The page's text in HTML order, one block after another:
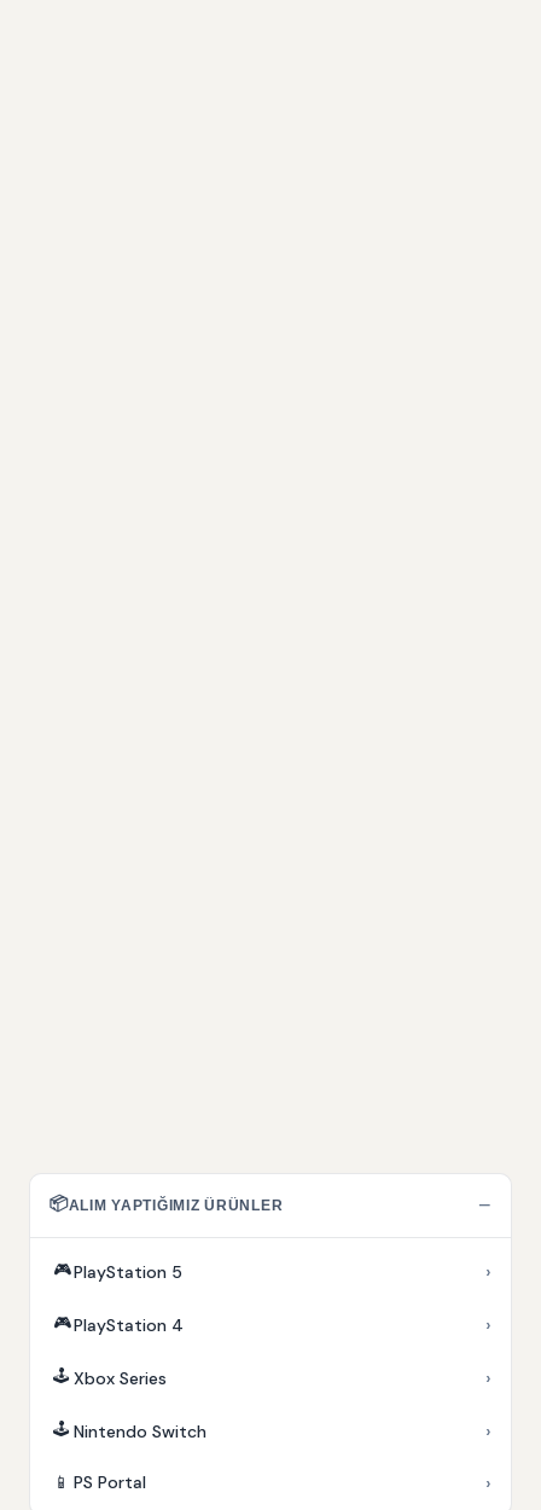
📦ALIM YAPTIĞIMIZ ÜRÜNLER −
🎮PlayStation 5 ›
🎮PlayStation 4 ›
🕹️ Xbox Series ›
🕹️ Nintendo Switch ›
📱 PS Portal ›